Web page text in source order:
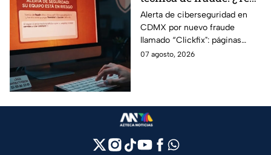
piden copiar códigos
extraños en la PC?
Cuidado, podrías ser
víctima del peligroso
Alerta de ciberseguridad en
CDMX por nuevo fraude
llamado “Clickfix": páginas
falsas que engañan para
07 agosto, 2026